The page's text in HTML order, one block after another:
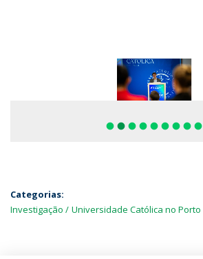
fiber_manual_record fiber_manual_record fiber_manual_record fiber_manual_record fiber_manual_record fiber_manual_record fiber_manual_record fiber_manual_record fiber_manual_record
Categorias:
Investigação
Universidade Católica no Porto